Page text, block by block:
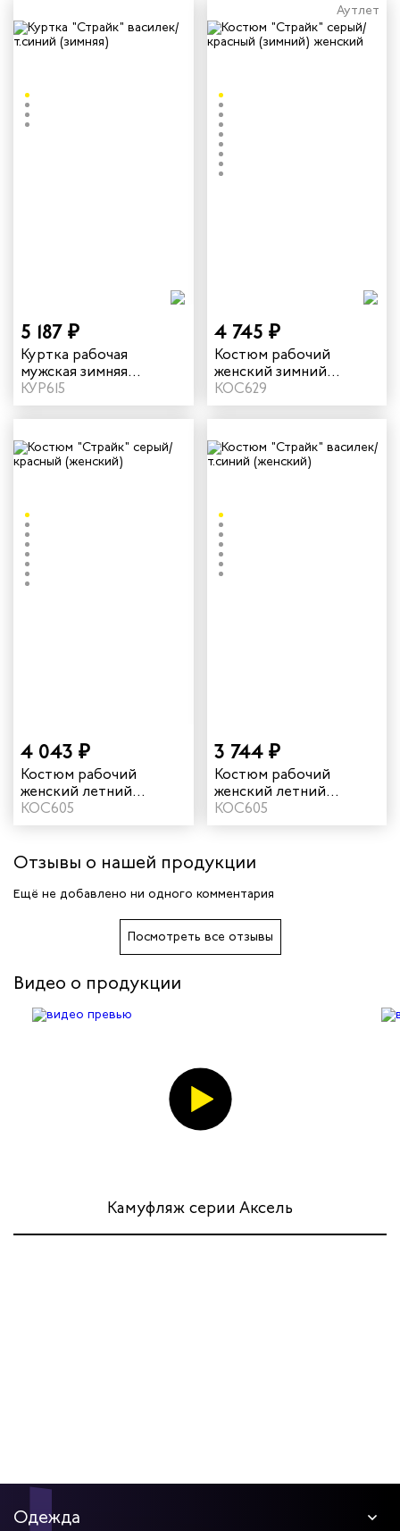
5 187 ₽
Куртка рабочая
мужская зимняя
"Страйк" цвет
василек/темно-синий
КУР615
Аутлет
4 745 ₽
Костюм рабочий
женский зимний
"Страйк" цвет серый/
красный
КОС629
4 043 ₽
Костюм рабочий
женский летний
"Страйк" цвет серый/
красный
КОС605
3 744 ₽
Костюм рабочий
женский летний
"Страйк" цвет
василек/темно-синий
КОС605
Отзывы о нашей продукции
Ещё не добавлено ни одного комментария
Посмотреть все отзывы
Видео о продукции
Камуфляж серии Аксель
Одежда